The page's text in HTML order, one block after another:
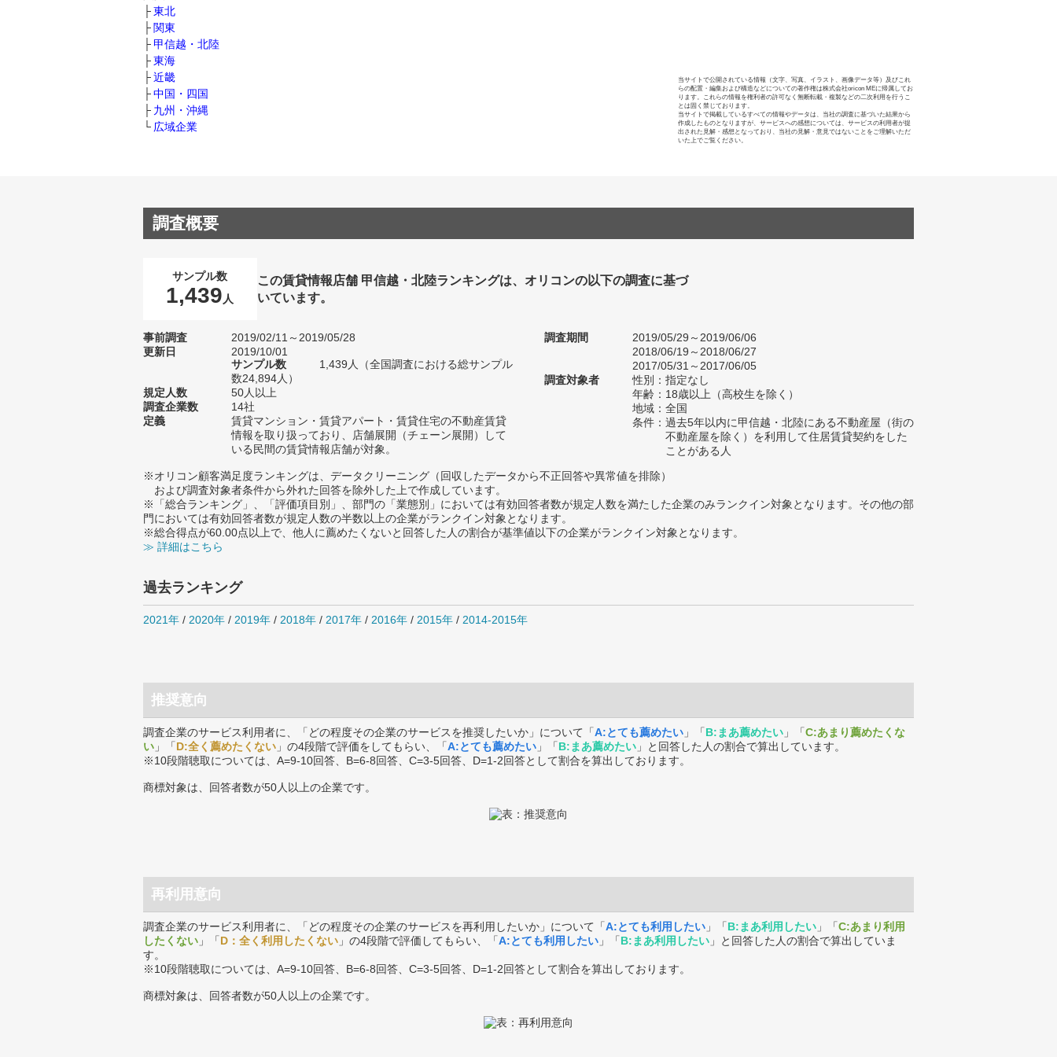
東北
関東
甲信越・北陸
東海
近畿
中国・四国
九州・沖縄
広域企業
当サイトで公開されている情報（文字、写真、イラスト、画像データ等）及びこれ
らの配置・編集および構造などについての著作権は株式会社oricon MEに帰属してお
ります。これらの情報を権利者の許可なく無断転載・複製などの二次利用を行うこ
とは固く禁じております。
当サイトで掲載しているすべての情報やデータは、当社の調査に基づいた結果から
作成したものとなりますが、サービスへの感想については、サービスの利用者が提
出された見解・感想となっており、当社の見解・意見ではないことをご理解いただ
いた上でご覧ください。
調査概要
サンプル数
1,439 人
この賃貸情報店舗 甲信越・北陸ランキングは、オリコンの以下の調査に基づ
いています。
事前調査
2019/02/11～2019/05/28
更新日
2019/10/01
サンプル数
1,439人（全国調査における総サンプル
数24,894人）
規定人数
50人以上
調査企業数
14社
定義
賃貸マンション・賃貸アパート・賃貸住宅の不動産賃貸
情報を取り扱っており、店舗展開（チェーン展開）して
いる民間の賃貸情報店舗が対象。
調査期間
2019/05/29～2019/06/06
2018/06/19～2018/06/27
2017/05/31～2017/06/05
調査対象者
性別：指定なし
年齢：18歳以上（高校生を除く）
地域：全国
条件：過去5年以内に甲信越・北陸にある不動産屋（街の
不動産屋を除く）を利用して住居賃貸契約をした
ことがある人
※オリコン顧客満足度ランキングは、データクリーニング（回収したデータから不正回答や異常値を排除）
および調査対象者条件から外れた回答を除外した上で作成しています。
※「総合ランキング」、「評価項目別」、部門の「業態別」においては有効回答者数が規定人数を満たした企業のみランクイン対象となります。その他の部
門においては有効回答者数が規定人数の半数以上の企業がランクイン対象となります。
※総合得点が60.00点以上で、他人に薦めたくないと回答した人の割合が基準値以下の企業がランクイン対象となります。
≫ 詳細はこちら
過去ランキング
2021年 / 2020年 / 2019年 / 2018年 / 2017年 / 2016年 / 2015年 / 2014-2015年
推奨意向
調査企業のサービス利用者に、「どの程度その企業のサービスを推奨したいか」について「A:とても薦めたい 」「B:まあ薦めたい 」「C:あまり薦めたくな
い 」「D:全く薦めたくない 」の4段階で評価をしてもらい、「A:とても薦めたい 」「B:まあ薦めたい 」と回答した人の割合で算出しています。
※10段階聴取については、A=9-10回答、B=6-8回答、C=3-5回答、D=1-2回答として割合を算出しております。
商標対象は、回答者数が50人以上の企業です。
再利用意向
調査企業のサービス利用者に、「どの程度その企業のサービスを再利用したいか」について「A:とても利用したい 」「B:まあ利用したい 」「C:あまり利用
したくない 」「D：全く利用したくない 」の4段階で評価してもらい、「A:とても利用したい 」「B:まあ利用したい 」と回答した人の割合で算出していま
す。
※10段階聴取については、A=9-10回答、B=6-8回答、C=3-5回答、D=1-2回答として割合を算出しております。
商標対象は、回答者数が50人以上の企業です。